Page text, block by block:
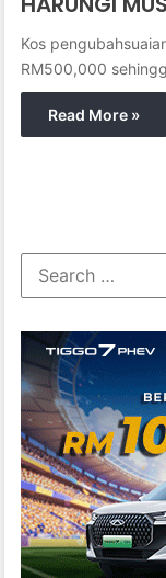
Kos
RM500,000
Read More »